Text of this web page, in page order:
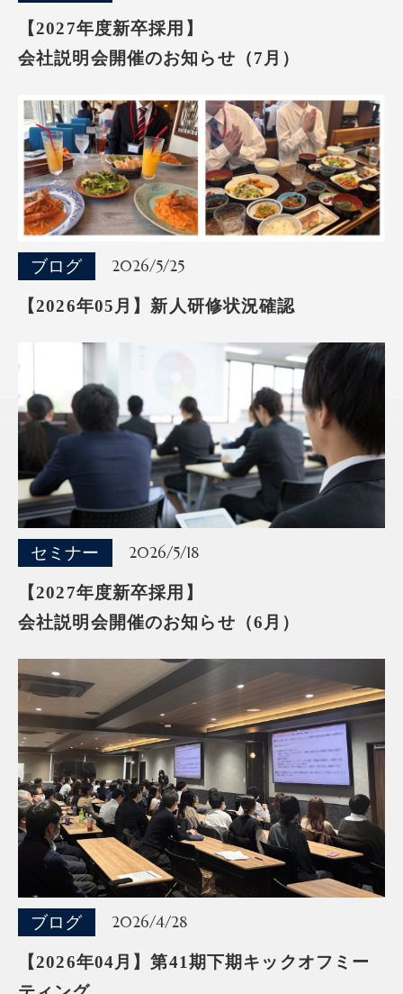
【2027年度新卒採用】
会社説明会開催のお知らせ（7月）
ブログ 2026/5/25
【2026年05月】新人研修状況確認
セミナー 2026/5/18
【2027年度新卒採用】
会社説明会開催のお知らせ（6月）
ブログ 2026/4/28
【2026年04月】第41期下期キックオフミー